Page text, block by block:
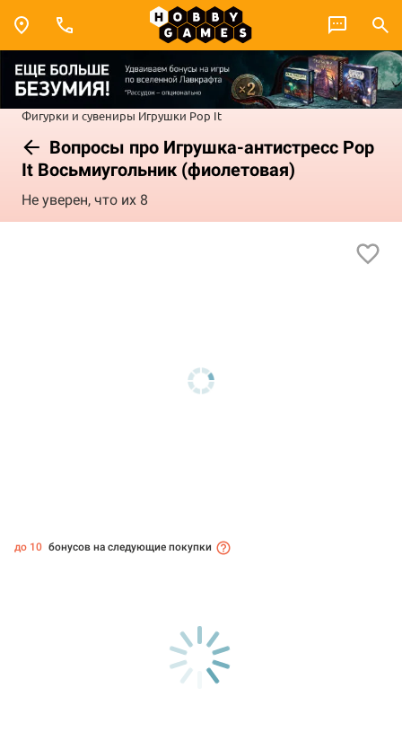
Фигурки и сувениры Игрушки Pop It
Вопросы про Игрушка-антистресс Pop
It Восьмиугольник (фиолетовая)
Не уверен, что их 8
до 10 бонусов на следующие покупки